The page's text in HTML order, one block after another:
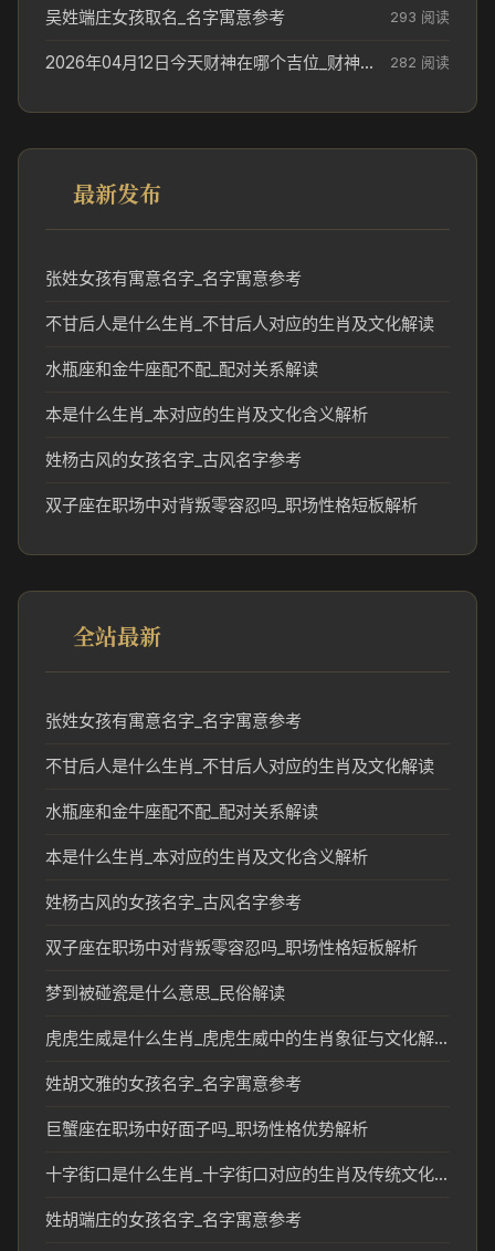
吴姓端庄女孩取名_名字寓意参考 293 阅读
2026年04月12日今天财神在哪个吉位_财神方位参考 282 阅读
最新发布
张姓女孩有寓意名字_名字寓意参考
不甘后人是什么生肖_不甘后人对应的生肖及文化解读
水瓶座和金牛座配不配_配对关系解读
本是什么生肖_本对应的生肖及文化含义解析
姓杨古风的女孩名字_古风名字参考
双子座在职场中对背叛零容忍吗_职场性格短板解析
全站最新
张姓女孩有寓意名字_名字寓意参考
不甘后人是什么生肖_不甘后人对应的生肖及文化解读
水瓶座和金牛座配不配_配对关系解读
本是什么生肖_本对应的生肖及文化含义解析
姓杨古风的女孩名字_古风名字参考
双子座在职场中对背叛零容忍吗_职场性格短板解析
梦到被碰瓷是什么意思_民俗解读
虎虎生威是什么生肖_虎虎生威中的生肖象征与文化解读
姓胡文雅的女孩名字_名字寓意参考
巨蟹座在职场中好面子吗_职场性格优势解析
十字街口是什么生肖_十字街口对应的生肖及传统文化解读
姓胡端庄的女孩名字_名字寓意参考